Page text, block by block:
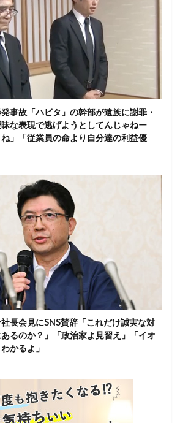
事故「ハビタ」の幹部が遺族に謝罪・
な表現で逃げようとしてんじゃねー
」「従業員の命より自分達の利益優
長会見にSNS賛辞「これだけ誠実な対
るのか？」「政治家よ見習え」「イオ
かるよ」